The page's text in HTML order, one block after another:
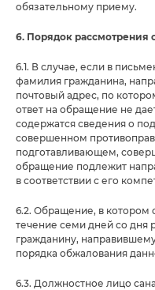
обязательному приему.
6. Порядок рассмотрения
6.1. В случае, если в
фамилия гражданина,
почтовый адрес, по
ответ на обращение не
содержатся сведения о
совершенном
подготавливающем,
обращение подлежит
в соответствии с его
6.2. Обращение, в котором
течение семи дней со дня
гражданину,
порядка обжалования
6.3. Должностное лицо